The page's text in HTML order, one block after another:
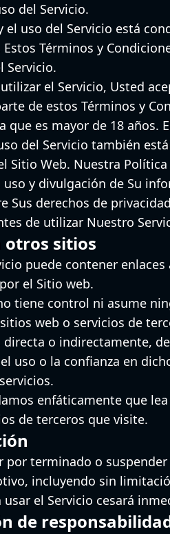
del Servicio.
el uso del Servicio está
Estos Términos y
Servicio.
el Servicio, Usted
de estos Términos y
que es mayor de 18
del Servicio también
Sitio Web. Nuestra
y divulgación de Su
Sus derechos de
de utilizar Nuestro
otros sitios
puede contener
el Sitio web.
tiene control ni asume
web o servicios de
directa o indirectamente,
uso o la confianza en
enfáticamente que
de terceros que visite.
por terminado o
incluyendo sin
usar el Servicio cesará
de